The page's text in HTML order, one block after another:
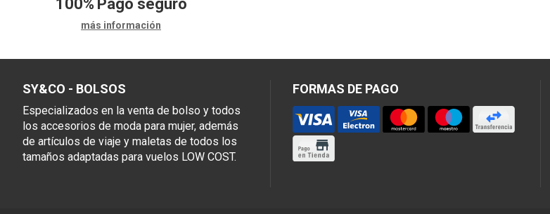
100% Pago seguro
más información
SY&CO - BOLSOS
Especializados en la venta de bolso y todos
los accesorios de moda para mujer, además
de artículos de viaje y maletas de todos los
tamaños adaptadas para vuelos LOW COST.
FORMAS DE PAGO